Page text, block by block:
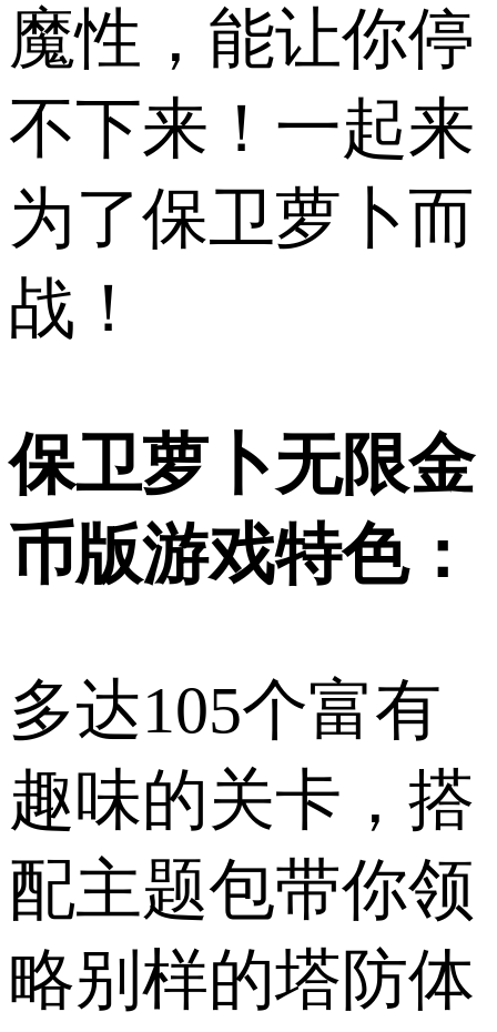
魔性，能让你停
不下来！一起来
为了保卫萝卜而
战！
保卫萝卜无限金
币版游戏特色：
多达105个富有
趣味的关卡，搭
配主题包带你领
略别样的塔防体